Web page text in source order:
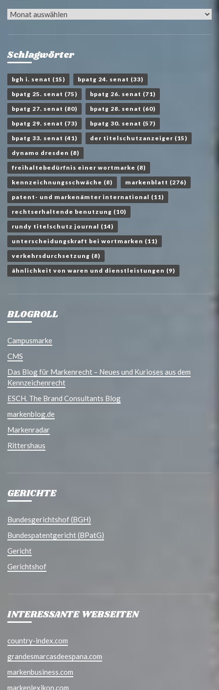
Archiv
Schlagwörter
bgh i. senat (15) bpatg 24. senat (33)
bpatg 25. senat (75) bpatg 26. senat (71)
bpatg 27. senat (80) bpatg 28. senat (60)
bpatg 29. senat (73) bpatg 30. senat (57)
bpatg 33. senat (41) der titelschutzanzeiger (15)
dynamo dresden (8)
freihaltebedürfnis einer wortmarke (8)
kennzeichnungsschwäche (8) markenblatt (276)
patent- und markenämter international (11)
rechtserhaltende benutzung (10)
rundy titelschutz journal (14)
unterscheidungskraft bei wortmarken (11)
verkehrsdurchsetzung (8)
ähnlichkeit von waren und dienstleistungen (9)
BLOGROLL
Campusmarke
CMS
Das Blog für Markenrecht – Neues und Kurioses aus dem
Kennzeichenrecht
ESCH. The Brand Consultants Blog
markenblog.de
Markenradar
Rittershaus
GERICHTE
Bundesgerichtshof (BGH)
Bundespatentgericht (BPatG)
Gericht
Gerichtshof
INTERESSANTE WEBSEITEN
country-index.com
grandesmarcasdeespana.com
markenbusiness.com
markenlexikon.com